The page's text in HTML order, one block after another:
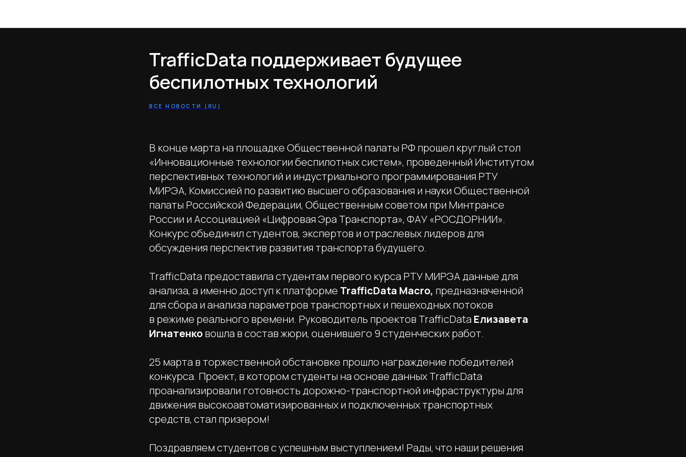
TrafficData поддерживает будущее
беспилотных технологий
ВСЕ НОВОСТИ (RU)
В конце марта на площадке Общественной палаты РФ прошел круглый стол
«Инновационные технологии беспилотных систем», проведенный Институтом
перспективных технологий и индустриального программирования РТУ
МИРЭА, Комиссией по развитию высшего образования и науки Общественной
палаты Российской Федерации, Общественным советом при Минтрансе
России и Ассоциацией «Цифровая Эра Транспорта», ФАУ «РОСДОРНИИ».
Конкурс объединил студентов, экспертов и отраслевых лидеров для
обсуждения перспектив развития транспорта будущего.
TrafficData предоставила студентам первого курса РТУ МИРЭА данные для
анализа, а именно доступ к платформе TrafficData Macro, предназначенной
для сбора и анализа параметров транспортных и пешеходных потоков
в режиме реального времени. Руководитель проектов TrafficData Елизавета
Игнатенковошла в состав жюри, оценившего 9 студенческих работ.
25 марта в торжественной обстановке прошло награждение победителей
конкурса. Проект, в котором студенты на основе данных TrafficData
проанализировали готовность дорожно-транспортной инфраструктуры для
движения высокоавтоматизированных и подключенных транспортных
средств, стал призером!
Поздравляем студентов с успешным выступлением! Рады, что наши решения